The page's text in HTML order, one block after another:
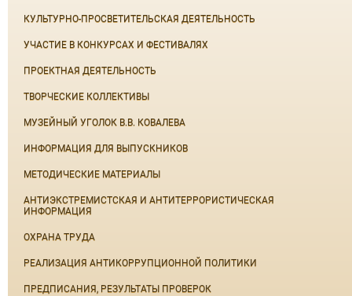
КУЛЬТУРНО-ПРОСВЕТИТЕЛЬСКАЯ ДЕЯТЕЛЬНОСТЬ
УЧАСТИЕ В КОНКУРСАХ И ФЕСТИВАЛЯХ
ПРОЕКТНАЯ ДЕЯТЕЛЬНОСТЬ
ТВОРЧЕСКИЕ КОЛЛЕКТИВЫ
МУЗЕЙНЫЙ УГОЛОК В.В. КОВАЛЕВА
ИНФОРМАЦИЯ ДЛЯ ВЫПУСКНИКОВ
МЕТОДИЧЕСКИЕ МАТЕРИАЛЫ
АНТИЭКСТРЕМИСТСКАЯ И АНТИТЕРРОРИСТИЧЕСКАЯ
ИНФОРМАЦИЯ
ОХРАНА ТРУДА
РЕАЛИЗАЦИЯ АНТИКОРРУПЦИОННОЙ ПОЛИТИКИ
ПРЕДПИСАНИЯ, РЕЗУЛЬТАТЫ ПРОВЕРОК